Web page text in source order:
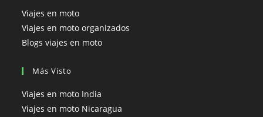
Viajes en moto
Viajes en moto organizados
Blogs viajes en moto
Más Visto
Viajes en moto India
Viajes en moto Nicaragua